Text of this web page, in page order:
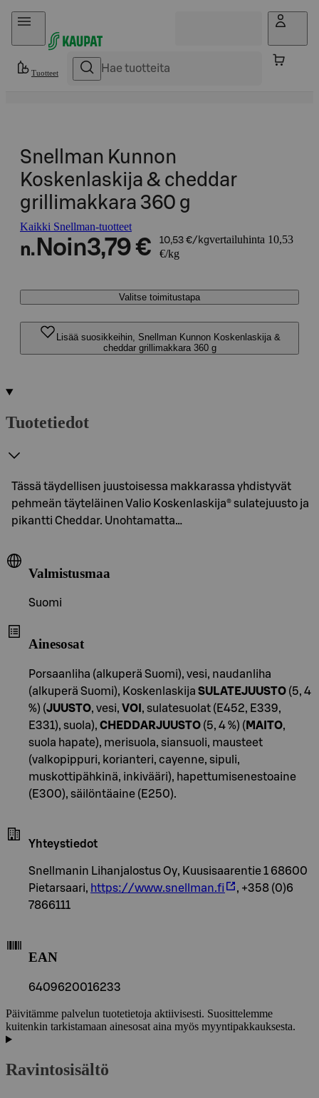
Hyppää sisältöön
Tuotteet
Snellman Kunnon
Koskenlaskija & cheddar
grillimakkara 360 g
Kaikki Snellman-tuotteet
n. Noin3,79 € 10,53 €/kgvertailuhinta 10,53
€/kg
Valitse toimitustapa
Lisää suosikkeihin, Snellman Kunnon Koskenlaskija &
cheddar grillimakkara 360 g
Tuotetiedot
Tässä täydellisen juustoisessa makkarassa yhdistyvät
pehmeän täyteläinen Valio Koskenlaskija® sulatejuusto ja
pikantti Cheddar. Unohtamatta…
Valmistusmaa
Suomi
Ainesosat
Porsaanliha (alkuperä Suomi), vesi, naudanliha
(alkuperä Suomi), Koskenlaskija SULATEJUUSTO (5, 4
%) (JUUSTO, vesi, VOI , sulatesuolat (E452, E339,
E331), suola), CHEDDARJUUSTO (5, 4 %) ( MAITO,
suola hapate), merisuola, siansuoli, mausteet
(valkopippuri, korianteri, cayenne, sipuli,
muskottipähkinä, inkivääri), hapettumisenestoaine
(E300), säilöntäaine (E250).
Yhteystiedot
Snellmanin Lihanjalostus Oy, Kuusisaarentie 1 68600
Pietarsaari, https://www.snellman.fi
, +358 (0)6
7866111
EAN
6409620016233
Päivitämme palvelun tuotetietoja aktiivisesti. Suosittelemme
kuitenkin tarkistamaan ainesosat aina myös myyntipakkauksesta.
Ravintosisältö